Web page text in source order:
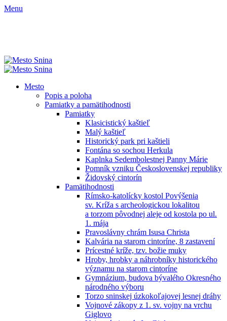
Menu
Mesto
Popis a poloha
Pamiatky a pamätihodnosti
Pamiatky
Klasicistický kaštieľ
Malý kaštieľ
Historický park pri kaštieli
Fontána so sochou Herkula
Kaplnka Sedembolestnej Panny Márie
Pomník vzniku Československej republiky
Židovský cintorín
Pamätihodnosti
Rímsko-katolícky kostol Povýšenia
sv. Kríža s archeologickou lokalitou
a torzom pôvodnej aleje od kostola po ul.
1. mája
Pravoslávny chrám Isusa Christa
Kalvária na starom cintoríne, 8 zastavení
Prícestné kríže, tzv. božie muky
Hroby, hrobky a náhrobníky historického
významu na starom cintoríne
Gymnázium, budova bývalého Okresného
národného výboru
Torzo sninskej úzkokoľajovej lesnej dráhy
Vojnové zákopy z 1. sv. vojny na vrchu
Giglovo